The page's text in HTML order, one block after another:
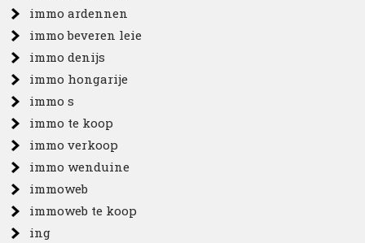
immo ardennen
immo beveren leie
immo denijs
immo hongarije
immo s
immo te koop
immo verkoop
immo wenduine
immoweb
immoweb te koop
ing